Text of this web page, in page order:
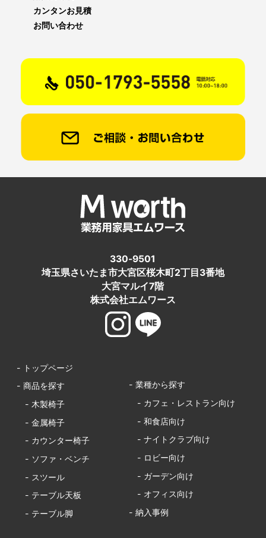
カンタンお見積
お問い合わせ
330-9501
埼玉県さいたま市大宮区桜木町2丁目3番地
大宮マルイ7階
株式会社エムワース
- トップページ
- 商品を探す
- 木製椅子
- 金属椅子
- カウンター椅子
- ソファ・ベンチ
- スツール
- テーブル天板
- テーブル脚
- 業種から探す
- カフェ・レストラン向け
- 和食店向け
- ナイトクラブ向け
- ロビー向け
- ガーデン向け
- オフィス向け
- 納入事例